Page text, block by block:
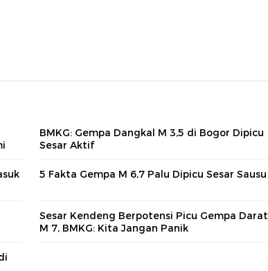
BMKG: Gempa Dangkal M 3,5 di Bogor Dipicu
Sesar Aktif
5 Fakta Gempa M 6,7 Palu Dipicu Sesar Sausu
Sesar Kendeng Berpotensi Picu Gempa Darat
M 7, BMKG: Kita Jangan Panik